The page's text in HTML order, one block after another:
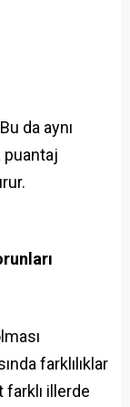
da aynı
puantaj
farklılıklar
farklı illerde